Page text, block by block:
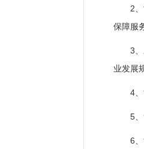
2
保障服
3
业发展
4
5
6